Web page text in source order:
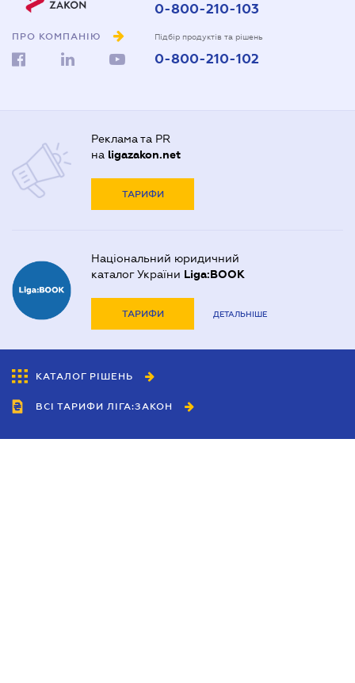
ПРО КОМПАНІЮ
0-800-210-103
Підбір продуктів та рішень
0-800-210-102
Реклама та PR
на ligazakon.net
ТАРИФИ
Національний юридичний
каталог України Liga:BOOK
ТАРИФИ ДЕТАЛЬНІШЕ
КАТАЛОГ РІШЕНЬ
ВСІ ТАРИФИ ЛІГА:ЗАКОН